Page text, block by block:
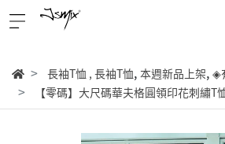
長袖T恤 , 長袖T恤, 本週新品上架, ◈
【零碼】大尺碼華夫格圓領印花刺繡T